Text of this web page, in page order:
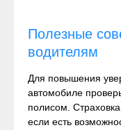
Полезные
водителям
Для повышения
автомобиле
полисом.
если есть